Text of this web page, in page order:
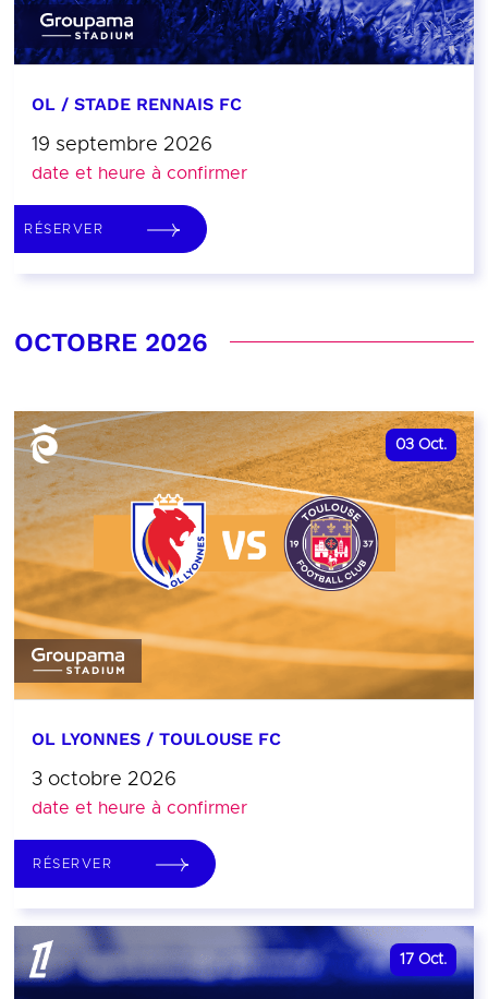
OL / STADE RENNAIS FC
19 septembre 2026
date et heure à confirmer
RÉSERVER
OCTOBRE 2026
03 Oct.
OL LYONNES / TOULOUSE FC
3 octobre 2026
date et heure à confirmer
RÉSERVER
17 Oct.